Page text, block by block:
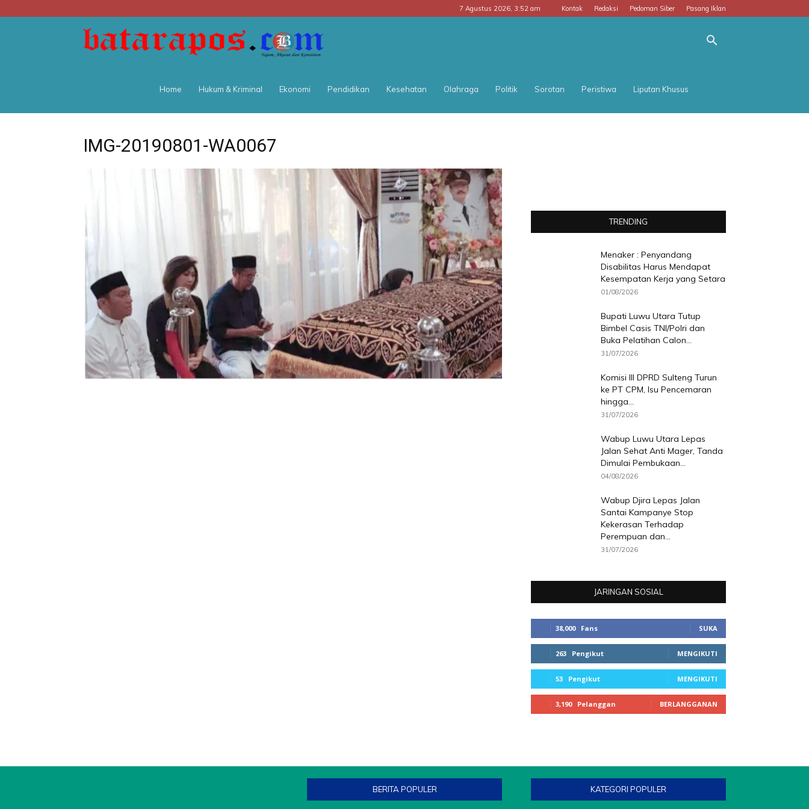
7 Agustus 2026, 3:52 am Kontak Redaksi Pedoman Siber Pasang Iklan
POS
Home Hukum & Kriminal Ekonomi Pendidikan Kesehatan Olahraga Politik Sorotan Peristiwa Liputan Khusus
IMG-20190801-WA0067
TRENDING
Menaker : Penyandang
Disabilitas Harus Mendapat
Kesempatan Kerja yang Setara
01/08/2026
Bupati Luwu Utara Tutup
Bimbel Casis TNI/Polri dan
Buka Pelatihan Calon...
31/07/2026
Komisi III DPRD Sulteng Turun
ke PT CPM, Isu Pencemaran
hingga...
31/07/2026
Wabup Luwu Utara Lepas
Jalan Sehat Anti Mager, Tanda
Dimulai Pembukaan...
04/08/2026
Wabup Djira Lepas Jalan
Santai Kampanye Stop
Kekerasan Terhadap
Perempuan dan...
31/07/2026
JARINGAN SOSIAL
38,000 Fans SUKA
263 Pengikut MENGIKUTI
53 Pengikut MENGIKUTI
3,190 Pelanggan BERLANGGANAN
BERITA POPULER KATEGORI POPULER